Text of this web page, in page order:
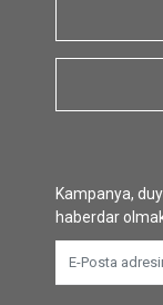
Kampanya,
haberdar